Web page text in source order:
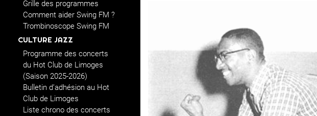
Grille des programmes
Comment aider Swing FM ?
Trombinoscope Swing FM
CULTURE JAZZ
Programme des concerts
du Hot Club de Limoges
(Saison 2025-2026)
Bulletin d’adhésion au Hot
Club de Limoges
Liste chrono des concerts